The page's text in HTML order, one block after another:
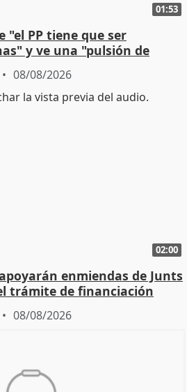
01:53
"el PP tiene que ser
y ve una "pulsión de
08/08/2026
02:00
enmiendas de Junts
trámite de financiación
08/08/2026